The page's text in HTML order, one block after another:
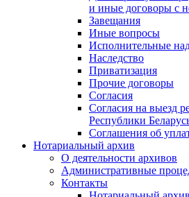
и иные договоры с
Завещания
Иные вопросы
Исполнительные
Наследство
Приватизация
Прочие договоры
Согласия
Согласия на выезд
Республики
Соглашения об
Нотариальный архив
О деятельности архивов
Административные
Контакты